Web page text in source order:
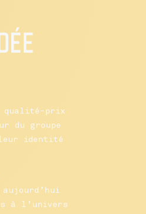
qualité-prix
du groupe
identité
à l’univers